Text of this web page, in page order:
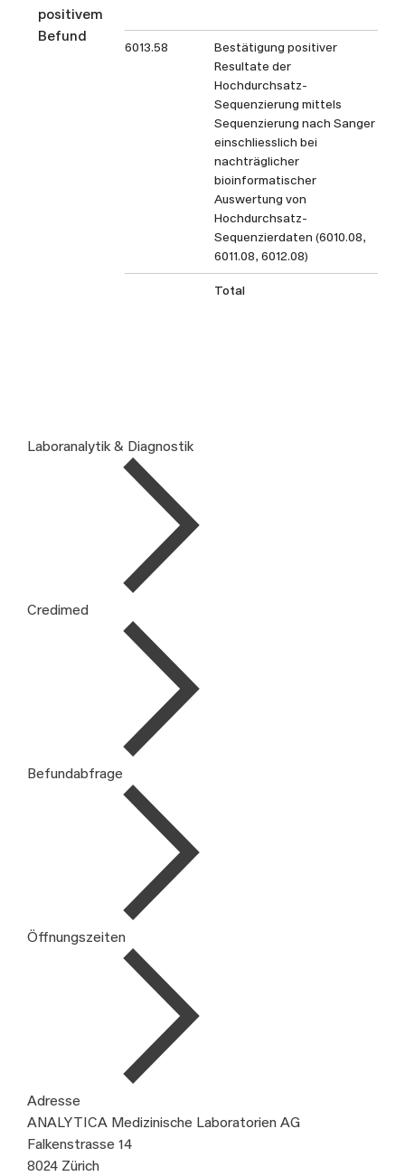
positivem
Befund
6013.58
Bestätigung positiver
Resultate der
Hochdurchsatz-
Sequenzierung mittels
Sequenzierung nach Sanger
einschliesslich bei
nachträglicher
bioinformatischer
Auswertung von
Hochdurchsatz-
Sequenzierdaten (6010.08,
6011.08, 6012.08)
Total
Laboranalytik & Diagnostik
Credimed
Befundabfrage
Öffnungszeiten
Adresse
ANALYTICA Medizinische Laboratorien AG
Falkenstrasse 14
8024 Zürich